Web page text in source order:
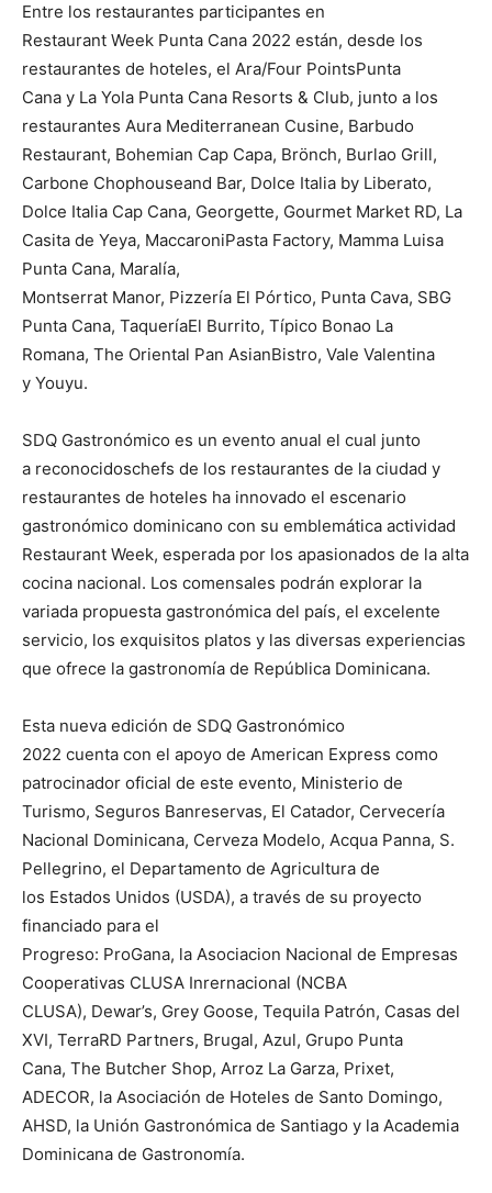
Entre los restaurantes participantes en
Restaurant Week Punta Cana 2022 están, desde los
restaurantes de hoteles, el Ara/Four PointsPunta
Cana y La Yola Punta Cana Resorts & Club, junto a los
restaurantes Aura Mediterranean Cusine, Barbudo
Restaurant, Bohemian Cap Capa, Brönch, Burlao Grill,
Carbone Chophouseand Bar, Dolce Italia by Liberato,
Dolce Italia Cap Cana, Georgette, Gourmet Market RD, La
Casita de Yeya, MaccaroniPasta Factory, Mamma Luisa
Punta Cana, Maralía,
Montserrat Manor, Pizzería El Pórtico, Punta Cava, SBG
Punta Cana, TaqueríaEl Burrito, Típico Bonao La
Romana, The Oriental Pan AsianBistro, Vale Valentina
y Youyu.
SDQ Gastronómico es un evento anual el cual junto
a reconocidoschefs de los restaurantes de la ciudad y
restaurantes de hoteles ha innovado el escenario
gastronómico dominicano con su emblemática actividad
Restaurant Week, esperada por los apasionados de la alta
cocina nacional. Los comensales podrán explorar la
variada propuesta gastronómica del país, el excelente
servicio, los exquisitos platos y las diversas experiencias
que ofrece la gastronomía de República Dominicana.
Esta nueva edición de SDQ Gastronómico
2022 cuenta con el apoyo de American Express como
patrocinador oficial de este evento, Ministerio de
Turismo, Seguros Banreservas, El Catador, Cervecería
Nacional Dominicana, Cerveza Modelo, Acqua Panna, S.
Pellegrino, el Departamento de Agricultura de
los Estados Unidos (USDA), a través de su proyecto
financiado para el
Progreso: ProGana, la Asociacion Nacional de Empresas
Cooperativas CLUSA Inrernacional (NCBA
CLUSA), Dewar’s, Grey Goose, Tequila Patrón, Casas del
XVI, TerraRD Partners, Brugal, Azul, Grupo Punta
Cana, The Butcher Shop, Arroz La Garza, Prixet,
ADECOR, la Asociación de Hoteles de Santo Domingo,
AHSD, la Unión Gastronómica de Santiago y la Academia
Dominicana de Gastronomía.